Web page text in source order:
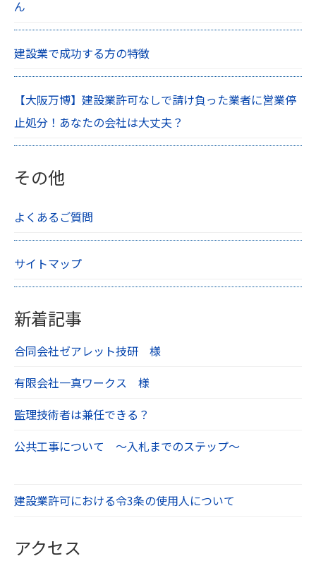
ん
建設業で成功する方の特徴
【大阪万博】建設業許可なしで請け負った業者に営業停
止処分！あなたの会社は大丈夫？
その他
よくあるご質問
サイトマップ
新着記事
合同会社ゼアレット技研 様
有限会社一真ワークス 様
監理技術者は兼任できる？
公共工事について ～入札までのステップ～
建設業許可における令3条の使用人について
アクセス